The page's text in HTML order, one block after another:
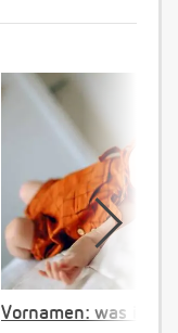
Vornamen: was ist